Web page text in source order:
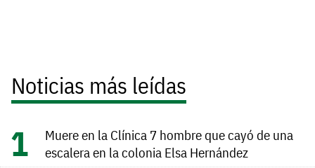
Noticias más leídas
Muere en la Clínica 7 hombre que cayó de una
escalera en la colonia Elsa Hernández